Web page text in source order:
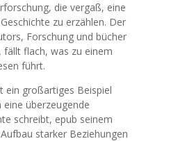
die vergaß, eine
zu erzählen. Der
Forschung und bücher
fällt flach, was zu einem
führt.
ein großartiges Beispiel
überzeugende
schreibt, epub seinem
starker Beziehungen